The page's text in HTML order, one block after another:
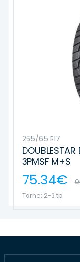
265/65 R17
3PMSF M+S
75.34€
Tarne: 2-3 tp